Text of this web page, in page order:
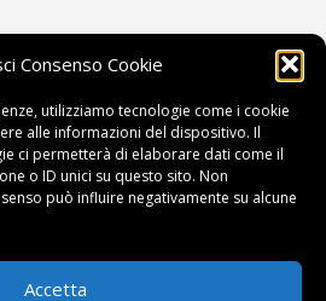
Consenso Cookie
utilizziamo tecnologie come i cookie
alle informazioni del dispositivo. Il
ci permetterà di elaborare dati come il
o ID unici su questo sito. Non
può influire negativamente su alcune
Accetta